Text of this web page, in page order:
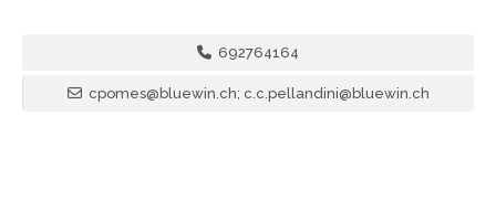
692764164
cpomes@bluewin.ch; c.c.pellandini@bluewin.ch